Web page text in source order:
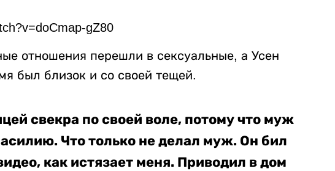
gZ80
отношения перешли в сексуальные, а Усен
был близок и со своей тещей.
свекра по своей воле, потому что муж
Что только не делал муж. Он бил
как истязает меня. Приводил в дом